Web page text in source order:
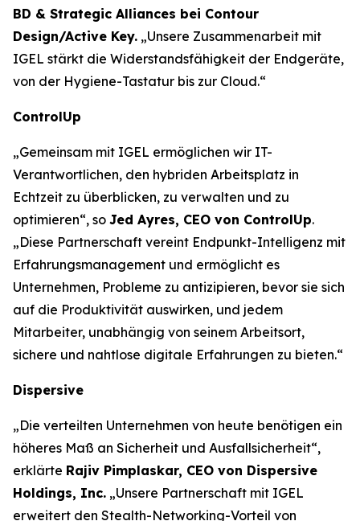
BD & Strategic Alliances bei Contour
Design/Active Key. „Unsere Zusammenarbeit mit
IGEL stärkt die Widerstandsfähigkeit der Endgeräte,
von der Hygiene-Tastatur bis zur Cloud.“
ControlUp
„Gemeinsam mit IGEL ermöglichen wir IT-
Verantwortlichen, den hybriden Arbeitsplatz in
Echtzeit zu überblicken, zu verwalten und zu
optimieren“, so Jed Ayres, CEO von ControlUp.
„Diese Partnerschaft vereint Endpunkt-Intelligenz mit
Erfahrungsmanagement und ermöglicht es
Unternehmen, Probleme zu antizipieren, bevor sie sich
auf die Produktivität auswirken, und jedem
Mitarbeiter, unabhängig von seinem Arbeitsort,
sichere und nahtlose digitale Erfahrungen zu bieten.“
Dispersive
„Die verteilten Unternehmen von heute benötigen ein
höheres Maß an Sicherheit und Ausfallsicherheit“,
erklärte Rajiv Pimplaskar, CEO von Dispersive
Holdings, Inc. „Unsere Partnerschaft mit IGEL
erweitert den Stealth-Networking-Vorteil von